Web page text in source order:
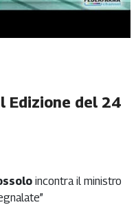
Edizione del 24
incontra il ministro